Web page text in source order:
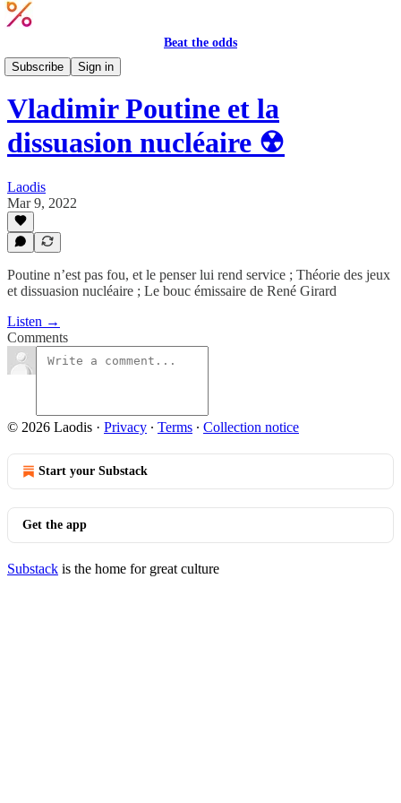
Beat the odds
Subscribe
Sign in
Beat the odds by Laodis
Vladimir Poutine et la
dissuasion nucléaire ☢
Laodis
Mar 9, 2022
Poutine n’est pas fou, et le penser lui rend service ; Théorie des jeux
et dissuasion nucléaire ; Le bouc émissaire de René Girard
Listen →
Comments
© 2026 Laodis · Privacy ∙ Terms ∙ Collection notice
Start your Substack
Get the app
Substack is the home for great culture